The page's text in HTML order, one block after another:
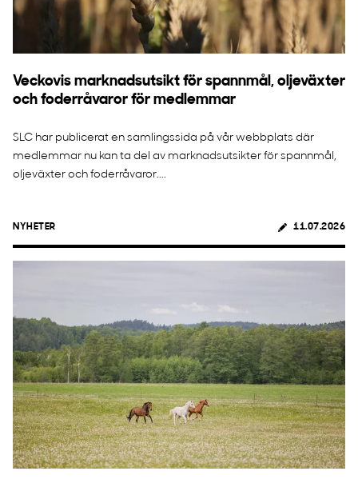
Veckovis marknadsutsikt för spannmål, oljeväxter
och foderråvaror för medlemmar
SLC har publicerat en samlingssida på vår webbplats där
medlemmar nu kan ta del av marknadsutsikter för spannmål,
oljeväxter och foderråvaror....
NYHETER 11.07.2026